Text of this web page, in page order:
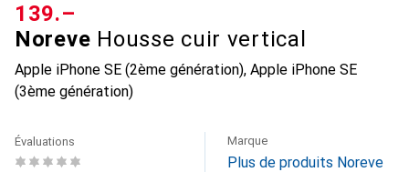
Noreve Housse cuir vertical
Apple iPhone SE (2ème génération), Apple iPhone SE
(3ème génération)
CHF
139.–
Évaluations Marque
Plus de produits Noreve